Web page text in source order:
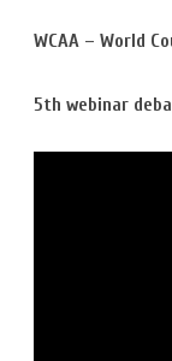
WCAA – World
5th webinar